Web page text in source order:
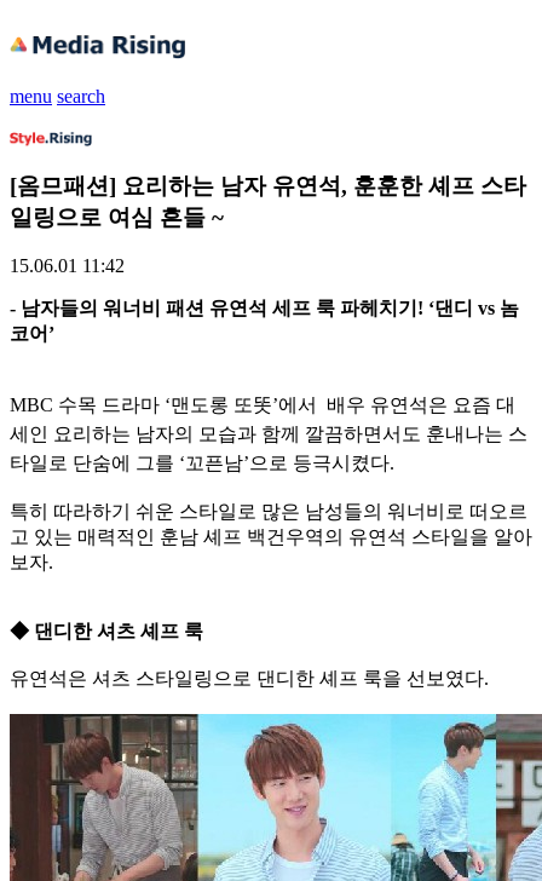
menu search
[옴므패션] 요리하는 남자 유연석, 훈훈한 셰프 스타
일링으로 여심 흔들 ~
15.06.01 11:42
- 남자들의 워너비 패션 유연석 세프 룩 파헤치기! ‘댄디 vs 놈
코어’
MBC 수목 드라마 ‘맨도롱 또똣’에서 배우 유연석은 요즘 대
세인 요리하는 남자의 모습과 함께 깔끔하면서도 훈내나는 스
타일로 단숨에 그를 ‘꼬픈남’으로 등극시켰다.
특히 따라하기 쉬운 스타일로 많은 남성들의 워너비로 떠오르
고 있는 매력적인 훈남 셰프 백건우역의 유연석 스타일을 알아
보자.
◆ 댄디한 셔츠 셰프 룩
유연석은 셔츠 스타일링으로 댄디한 셰프 룩을 선보였다.